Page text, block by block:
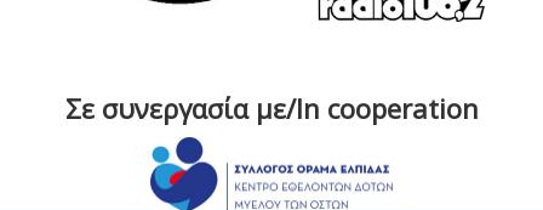
Σε συνεργασία με/In cooperation